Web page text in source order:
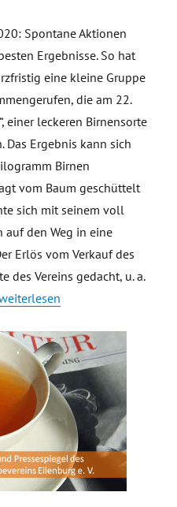
Spontane Aktionen
Ergebnisse. So hat
eine kleine Gruppe
die am 22.
einer leckeren Birnensorte
Das Ergebnis kann sich
Birnen
vom Baum geschüttelt
sich mit seinem voll
auf den Weg in eine
Erlös vom Verkauf des
des Vereins gedacht, u. a.
ganz